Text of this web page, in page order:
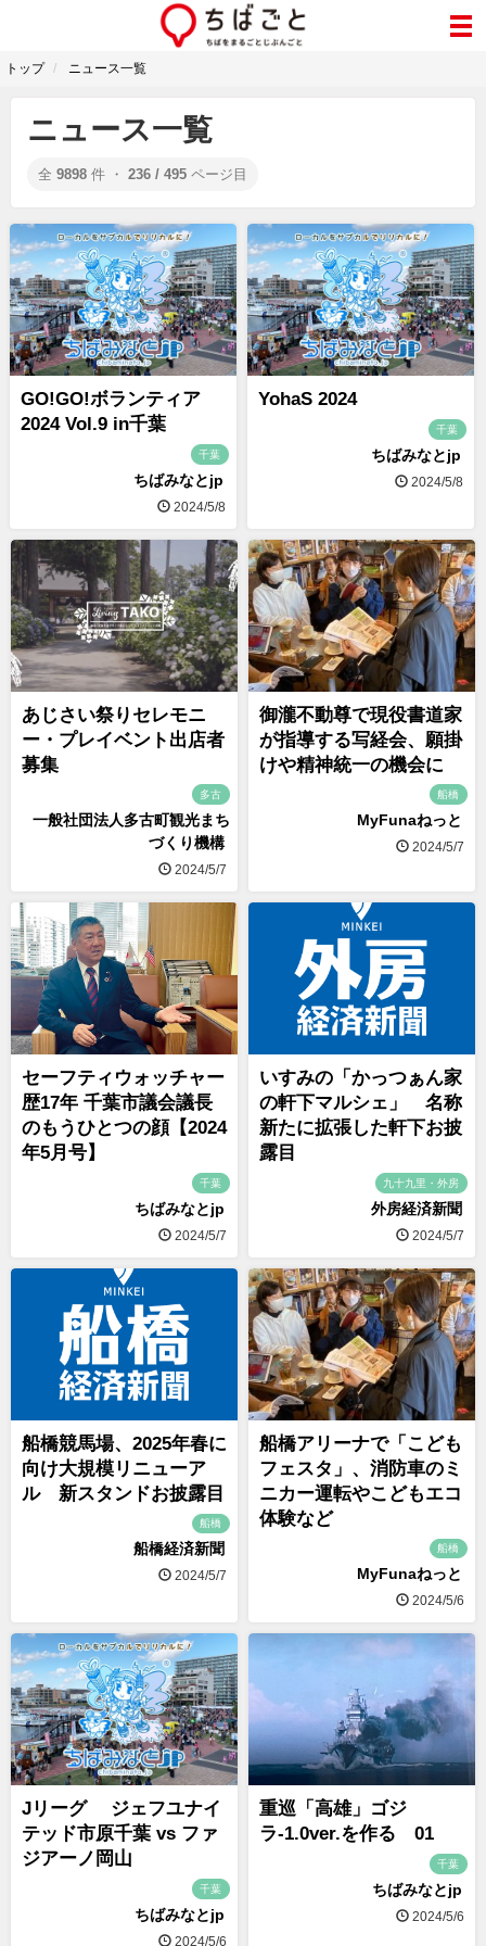
トップ ニュース一覧
ニュース一覧
全 9898 件 ・ 236 / 495 ページ目
GO!GO!ボランティア
2024 Vol.9 in千葉
千葉
ちばみなとjp
2024/5/8
YohaS 2024
千葉
ちばみなとjp
2024/5/8
あじさい祭りセレモニ
ー・プレイベント出店者
募集
多古
一般社団法人多古町観光まち
づくり機構
2024/5/7
御瀧不動尊で現役書道家
が指導する写経会、願掛
けや精神統一の機会に
船橋
MyFunaねっと
2024/5/7
セーフティウォッチャー
歴17年 千葉市議会議長
のもうひとつの顔【2024
年5月号】
千葉
ちばみなとjp
2024/5/7
いすみの「かっつぁん家
の軒下マルシェ」 名称
新たに拡張した軒下お披
露目
九十九里・外房
外房経済新聞
2024/5/7
船橋競馬場、2025年春に
向け大規模リニューア
ル 新スタンドお披露目
船橋
船橋経済新聞
2024/5/7
船橋アリーナで「こども
フェスタ」、消防車のミ
ニカー運転やこどもエコ
体験など
船橋
MyFunaねっと
2024/5/6
Jリーグ ジェフユナイ
テッド市原千葉 vs ファ
ジアーノ岡山
千葉
ちばみなとjp
2024/5/6
重巡「高雄」ゴジ
ラ-1.0ver.を作る 01
千葉
ちばみなとjp
2024/5/6